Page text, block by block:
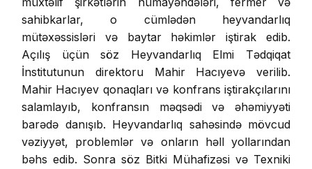
sahibkarlar, o cümlədən heyvandarlıq
mütəxəssisləri və baytar həkimlər iştirak edib.
Açılış üçün söz Heyvandarlıq Elmi Tədqiqat
İnstitutunun direktoru Mahir Hacıyevə verilib.
Mahir Hacıyev qonaqları və konfrans iştirakçılarını
salamlayıb, konfransın məqsədi və əhəmiyyəti
barədə danışıb. Heyvandarlıq sahəsində mövcud
vəziyyət, problemlər və onların həll yollarından
bəhs edib. Sonra söz Bitki Mühafizəsi və Texniki